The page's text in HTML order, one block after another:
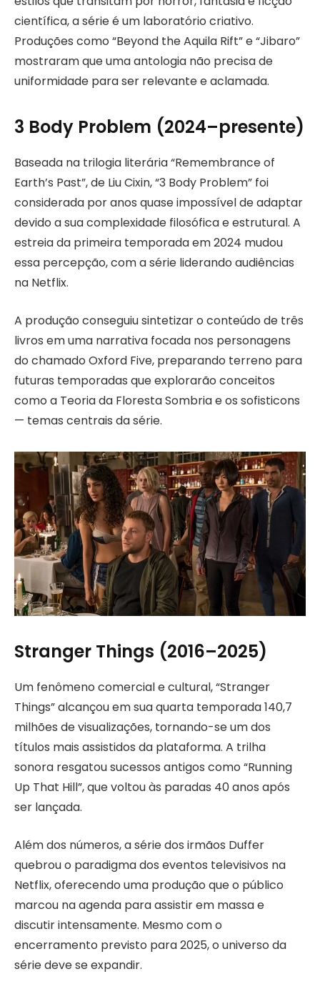
científica, a série é um laboratório criativo.
Produções como “Beyond the Aquila Rift” e “Jibaro”
mostraram que uma antologia não precisa de
uniformidade para ser relevante e aclamada.
3 Body Problem (2024–presente)
Baseada na trilogia literária “Remembrance of
Earth’s Past”, de Liu Cixin, “3 Body Problem” foi
considerada por anos quase impossível de adaptar
devido a sua complexidade filosófica e estrutural. A
estreia da primeira temporada em 2024 mudou
essa percepção, com a série liderando audiências
na Netflix.
A produção conseguiu sintetizar o conteúdo de três
livros em uma narrativa focada nos personagens
do chamado Oxford Five, preparando terreno para
futuras temporadas que explorarão conceitos
como a Teoria da Floresta Sombria e os sofisticons
— temas centrais da série.
Stranger Things (2016–2025)
Um fenômeno comercial e cultural, “Stranger
Things” alcançou em sua quarta temporada 140,7
milhões de visualizações, tornando-se um dos
títulos mais assistidos da plataforma. A trilha
sonora resgatou sucessos antigos como “Running
Up That Hill”, que voltou às paradas 40 anos após
ser lançada.
Além dos números, a série dos irmãos Duffer
quebrou o paradigma dos eventos televisivos na
Netflix, oferecendo uma produção que o público
marcou na agenda para assistir em massa e
discutir intensamente. Mesmo com o
encerramento previsto para 2025, o universo da
série deve se expandir.